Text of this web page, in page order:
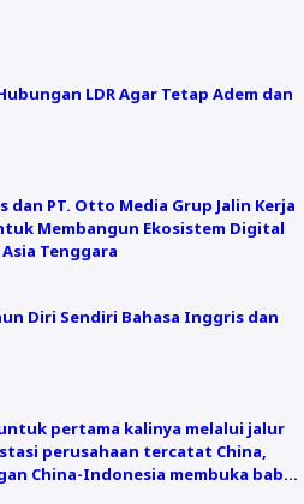
LDR Agar Tetap Adem dan
dan PT. Otto Media Grup Jalin Kerja
Membangun Ekosistem Digital
Tenggara
Diri Sendiri Bahasa Inggris dan
pertama kalinya melalui jalur
perusahaan tercatat China,
China-Indonesia membuka babak